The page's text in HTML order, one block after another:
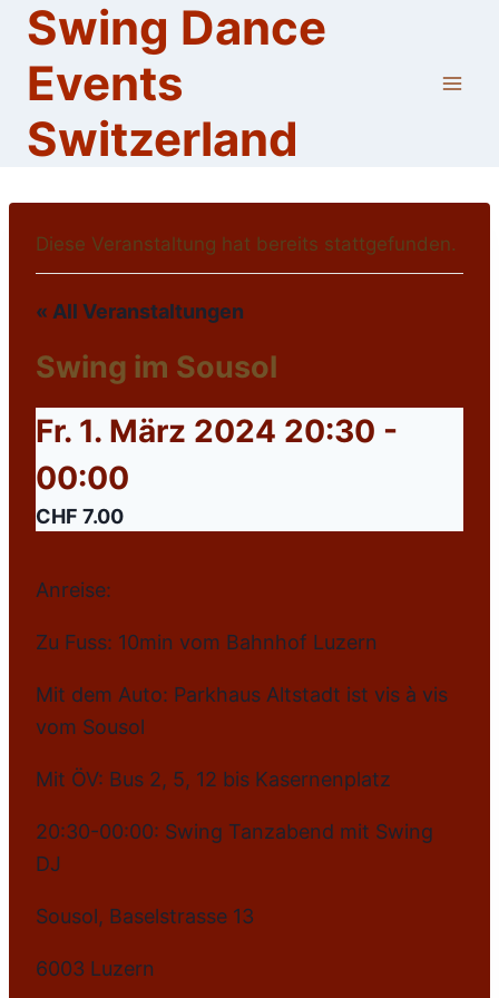
Skip
content
Swing Dance
Events
Switzerland
Diese Veranstaltung hat bereits stattgefunden.
« All Veranstaltungen
Swing im Sousol
Fr. 1. März 2024 20:30 -
00:00
CHF 7.00
Anreise:
Zu Fuss: 10min vom Bahnhof Luzern
Mit dem Auto: Parkhaus Altstadt ist vis à vis
vom Sousol
Mit ÖV: Bus 2, 5, 12 bis Kasernenplatz
20:30-00:00: Swing Tanzabend mit Swing
DJ
Sousol, Baselstrasse 13
6003 Luzern